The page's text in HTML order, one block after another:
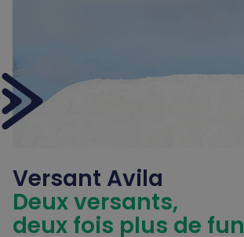
Versant Avila
Deux versants,
deux fois plus de fun